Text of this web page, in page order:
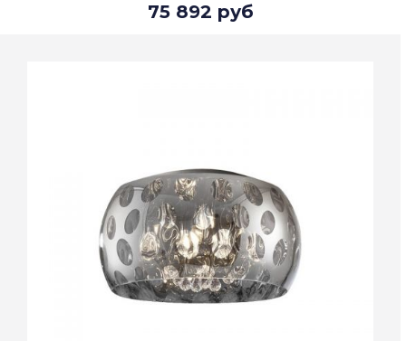
75 892 руб